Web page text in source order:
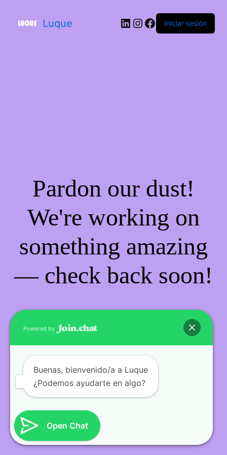
Luque Iniciar sesión
Pardon our dust!
We're working on
something amazing
— check back soon!
Powered by
Buenas, bienvenido/a a Luque
¿Podemos ayudarte en algo?
Open Chat